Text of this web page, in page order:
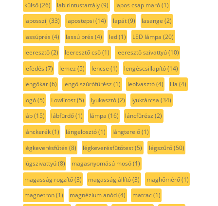
külső(26) labirintustartály(9) lapos csap maró(1)
laposszíj (33) lapostepsi (14) lapát(9) lasange (2)
lassúprés (4) lassú prés (4) led(1) LED lámpa (20)
leeresztő(2) leeresztő cső(1) leeresztő szivattyú(10)
lefedés (7) lemez (5) lencse (1) lengéscsillapító(14)
lengőkar(6) lengő szúrófűrész (1) leolvasztó(4) lila (4)
logó(5) LowFrost(5) lyukasztó(2) lyuktárcsa (34)
láb(15) lábfürdő(1) lámpa (16) láncfűrész (2)
lánckerék(1) lángelosztó(1) lángterelő(1)
légkeverésfűtés (8) légkeverésfűtőtest(5) légszűrő(50)
lúgszivattyú(8) magasnyomású mosó(1)
magasság rögzítő(3) magasság állító(3) maghőmérő(1)
magnetron(1) magnézium anód(4) matrac(1)